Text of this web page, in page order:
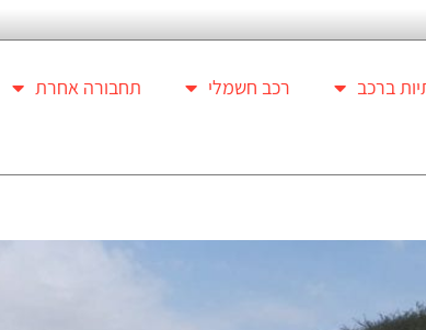
ברכב רכב חשמלי
תחבורה אחרת